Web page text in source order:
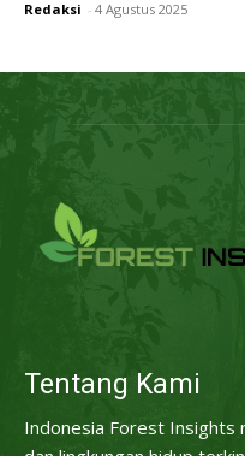
Redaksi - 4 Agustus 2025
Tentang Kami
Indonesia Forest Insights